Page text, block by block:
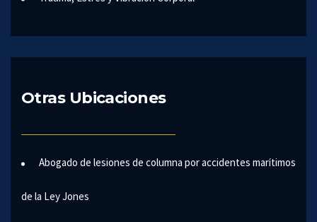
Otras Ubicaciones
Abogado de lesiones de columna por accidentes marítimos
de la Ley Jones